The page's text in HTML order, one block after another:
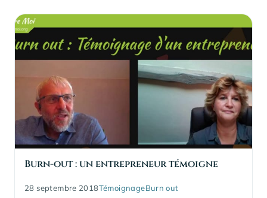
Burn-out : un entrepreneur témoigne
28 septembre 2018TémoignageBurn out